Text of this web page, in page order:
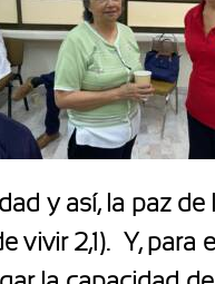
y así, la paz
vivir 2,1). Y, para